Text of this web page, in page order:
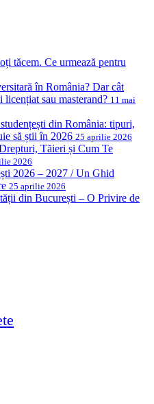
tăcem. Ce urmează pentru
în România? Dar cât
sau masterand? 11 mai
din România: tipuri,
să știi în 2026 25 aprilie 2026
Tăieri și Cum Te
2026
2026 – 2027 / Un Ghid
25 aprilie 2026
din București – O Privire de